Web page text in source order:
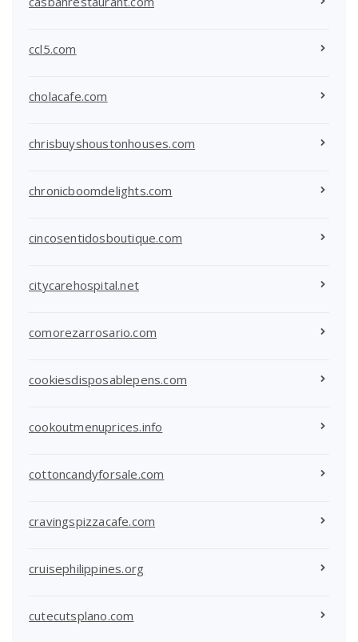
ccl5.com
cholacafe.com
chrisbuyshoustonhouses.com
chronicboomdelights.com
cincosentidosboutique.com
citycarehospital.net
comorezarrosario.com
cookiesdisposablepens.com
cookoutmenuprices.info
cottoncandyforsale.com
cravingspizzacafe.com
cruisephilippines.org
cutecutsplano.com